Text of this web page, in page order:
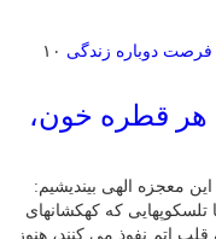
۱۰
هر قطره خون،
معجزه الهی بیندیشیم:
که کهکشانهای
اتم نفوذ می‌ کنند، هنوز